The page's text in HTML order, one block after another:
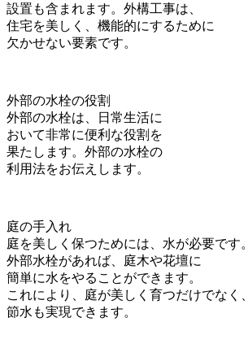
設置も含まれます。外構工事は、
住宅を美しく、機能的にするために
欠かせない要素です。
外部の水栓の役割
外部の水栓は、日常生活に
おいて非常に便利な役割を
果たします。外部の水栓の
利用法をお伝えします。
庭の手入れ
庭を美しく保つためには、水が必要です。
外部水栓があれば、庭木や花壇に
簡単に水をやることができます。
これにより、庭が美しく育つだけでなく、
節水も実現できます。